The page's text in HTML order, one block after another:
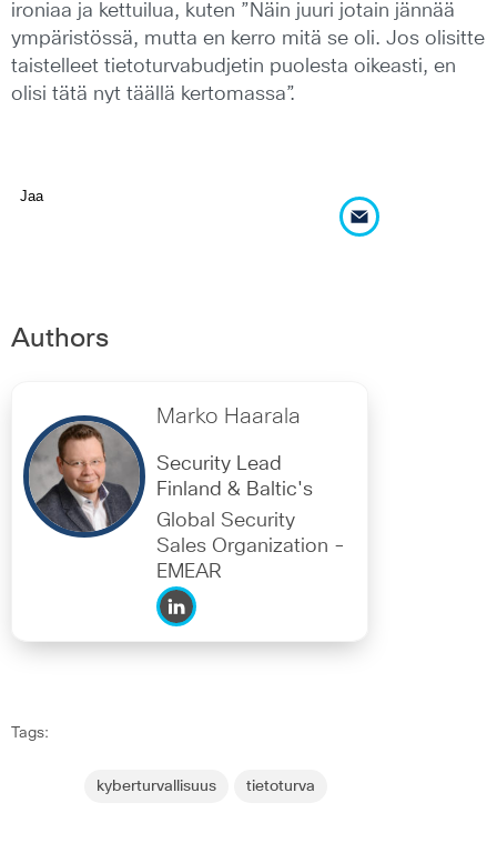
ironiaa ja kettuilua, kuten ”Näin juuri jotain jännää
ympäristössä, mutta en kerro mitä se oli. Jos olisitte
taistelleet tietoturvabudjetin puolesta oikeasti, en
olisi tätä nyt täällä kertomassa”.
Jaa
Authors
Marko Haarala
Security Lead
Finland & Baltic's
Global Security
Sales Organization -
EMEAR
Tags:
kyberturvallisuus tietoturva